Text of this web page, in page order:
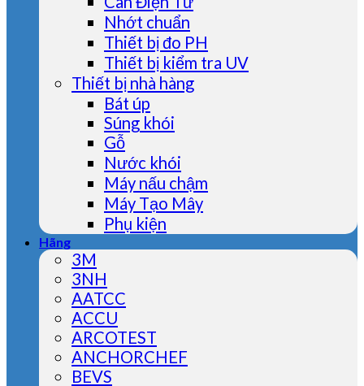
Nhớt chuẩn
Thiết bị đo PH
Thiết bị kiểm tra UV
Thiết bị nhà hàng
Bát úp
Súng khói
Gỗ
Nước khói
Máy nấu chậm
Máy Tạo Mây
Phụ kiện
Hãng
3M
3NH
AATCC
ACCU
ARCOTEST
ANCHORCHEF
BEVS